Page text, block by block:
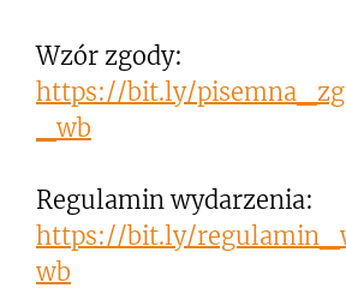
Wzór zgody:
https://bit.ly/
_wb
Regulamin wydarzenia:
https://bit.ly/
wb